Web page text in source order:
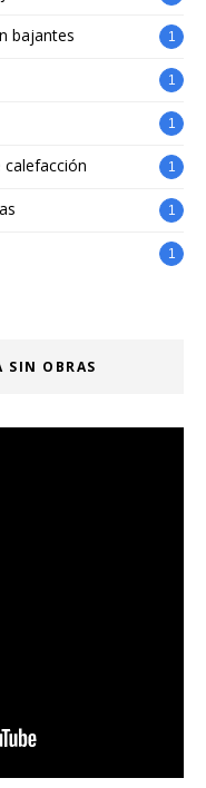
bajantes 1
1
1
calefacción 1
1
1
SIN OBRAS